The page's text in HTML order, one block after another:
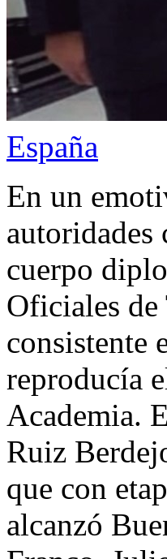
España
En un
autoridades
cuerpo
Oficiales de
consistente
reproducía
Academia.
Ruiz
que con
alcanzó